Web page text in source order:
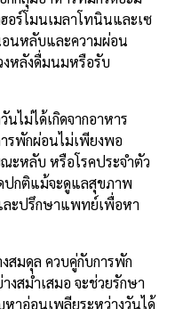
อร์โมนเมลาโทนินและเซ
อนหลับและความผ่อน
งหลังดื่มนมหรือรับ
นไม่ได้เกิดจากอาหาร
ารพักผ่อนไม่เพียงพอ
ะหลับ หรือโรคประจำตัว
ปกติแม้จะดูแลสุขภาพ
ละปรึกษาแพทย์เพื่อหา
สมดุล ควบคู่กับการพัก
งสม่ำเสมอ จะช่วยรักษา
าอ่อนเพลียระหว่างวันได้